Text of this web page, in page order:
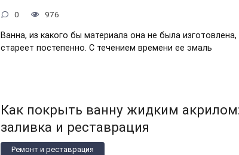
0 976
Ванна, из какого бы материала она не была изготовлена,
стареет постепенно. С течением времени ее эмаль
Как покрыть ванну жидким
заливка и реставрация
Ремонт и реставрация